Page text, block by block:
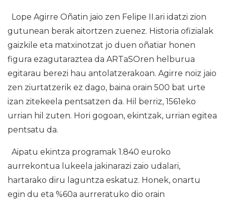
Lope Agirre Oñatin jaio zen Felipe II.ari idatzi zion
gutunean berak aitortzen zuenez. Historia ofizialak
gaizkile eta matxinotzat jo duen oñatiar honen
figura ezagutaraztea da ARTaSOren helburua
egitarau berezi hau antolatzerakoan. Agirre noiz jaio
zen ziurtatzerik ez dago, baina orain 500 bat urte
izan zitekeela pentsatzen da. Hil berriz, 1561eko
urrian hil zuten. Hori gogoan, ekintzak, urrian egitea
pentsatu da.
Aipatu ekintza programak 1.840 euroko
aurrekontua lukeela jakinarazi zaio udalari,
hartarako diru laguntza eskatuz. Honek, onartu
egin du eta %60a aurreratuko dio orain